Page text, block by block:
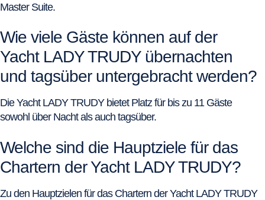
Master Suite.
Wie viele Gäste können auf der
Yacht LADY TRUDY übernachten
und tagsüber untergebracht werden?
Die Yacht LADY TRUDY bietet Platz für bis zu 11 Gäste
sowohl über Nacht als auch tagsüber.
Welche sind die Hauptziele für das
Chartern der Yacht LADY TRUDY?
Zu den Hauptzielen für das Chartern der Yacht LADY TRUDY